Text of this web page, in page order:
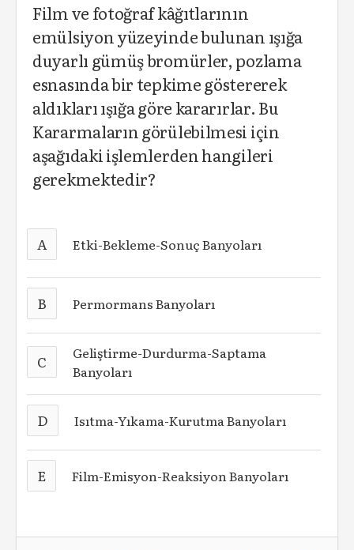
Film ve fotoğraf kâğıtlarının
emülsiyon yüzeyinde bulunan ışığa
duyarlı gümüş bromürler, pozlama
esnasında bir tepkime göstererek
aldıkları ışığa göre kararırlar. Bu
Kararmaların görülebilmesi için
aşağıdaki işlemlerden hangileri
gerekmektedir?
A Etki-Bekleme-Sonuç Banyoları
B Permormans Banyoları
C
Geliştirme-Durdurma-Saptama
Banyoları
D Isıtma-Yıkama-Kurutma Banyoları
E Film-Emisyon-Reaksiyon Banyoları